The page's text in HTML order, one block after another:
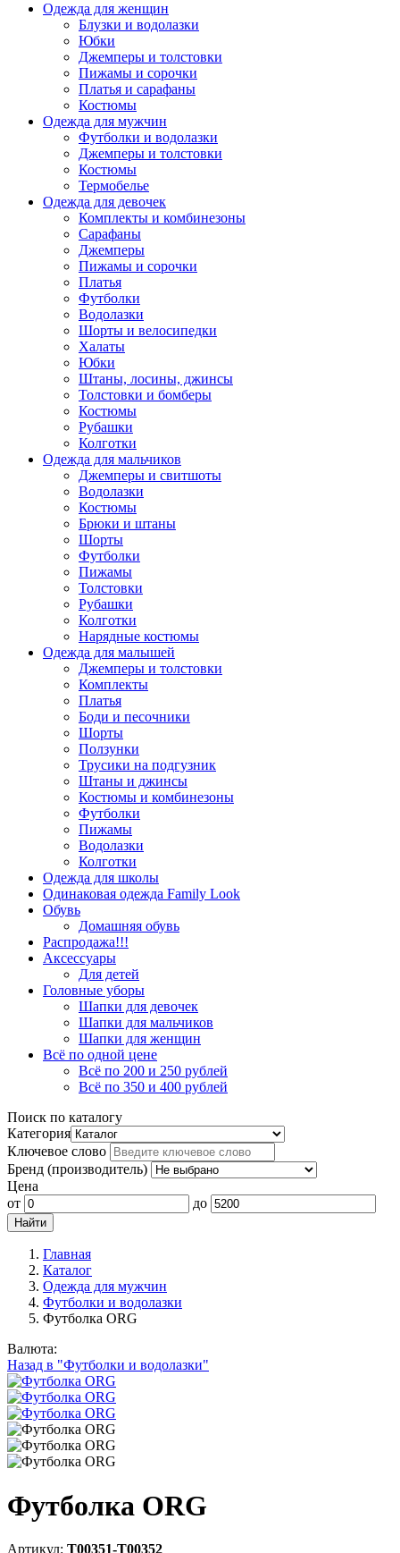
Одежда для женщин
Блузки и водолазки
Юбки
Джемперы и толстовки
Пижамы и сорочки
Платья и сарафаны
Костюмы
Одежда для мужчин
Футболки и водолазки
Джемперы и толстовки
Костюмы
Термобелье
Одежда для девочек
Комплекты и комбинезоны
Сарафаны
Джемперы
Пижамы и сорочки
Платья
Футболки
Водолазки
Шорты и велосипедки
Халаты
Юбки
Штаны, лосины, джинсы
Толстовки и бомберы
Костюмы
Рубашки
Колготки
Одежда для мальчиков
Джемперы и свитшоты
Водолазки
Костюмы
Брюки и штаны
Шорты
Футболки
Пижамы
Толстовки
Рубашки
Колготки
Нарядные костюмы
Одежда для малышей
Джемперы и толстовки
Комплекты
Платья
Боди и песочники
Шорты
Ползунки
Трусики на подгузник
Штаны и джинсы
Костюмы и комбинезоны
Футболки
Пижамы
Водолазки
Колготки
Одежда для школы
Одинаковая одежда Family Look
Обувь
Домашняя обувь
Распродажа!!!
Аксессуары
Для детей
Головные уборы
Шапки для девочек
Шапки для мальчиков
Шапки для женщин
Всё по одной цене
Всё по 200 и 250 рублей
Всё по 350 и 400 рублей
Поиск по каталогу
Категория
Ключевое слово
Бренд (производитель)
Цена
от
до
Главная
Каталог
Одежда для мужчин
Футболки и водолазки
Футболка ORG
Валюта:
Назад в "Футболки и водолазки"
Футболка ORG
Артикул: Т00351-Т00352